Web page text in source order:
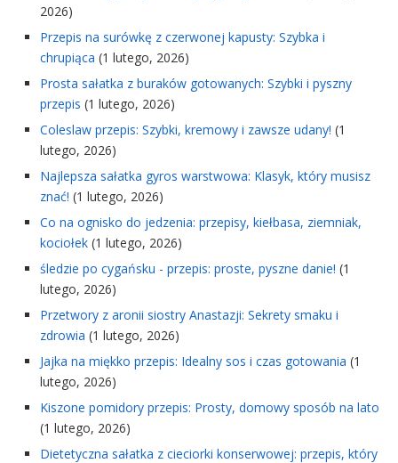
2026)
Przepis na surówkę z czerwonej kapusty: Szybka i
chrupiąca (1 lutego, 2026)
Prosta sałatka z buraków gotowanych: Szybki i pyszny
przepis (1 lutego, 2026)
Coleslaw przepis: Szybki, kremowy i zawsze udany! (1
lutego, 2026)
Najlepsza sałatka gyros warstwowa: Klasyk, który musisz
znać! (1 lutego, 2026)
Co na ognisko do jedzenia: przepisy, kiełbasa, ziemniak,
kociołek (1 lutego, 2026)
śledzie po cygańsku - przepis: proste, pyszne danie! (1
lutego, 2026)
Przetwory z aronii siostry Anastazji: Sekrety smaku i
zdrowia (1 lutego, 2026)
Jajka na miękko przepis: Idealny sos i czas gotowania (1
lutego, 2026)
Kiszone pomidory przepis: Prosty, domowy sposób na lato
(1 lutego, 2026)
Dietetyczna sałatka z cieciorki konserwowej: przepis, który